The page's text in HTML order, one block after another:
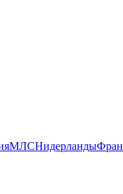
МЛСНидерланды